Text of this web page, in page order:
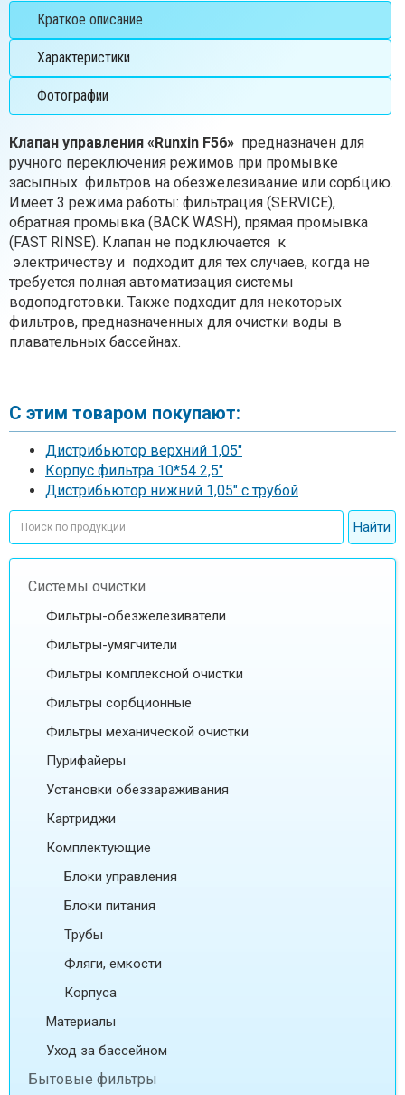
Краткое описание
Характеристики
Фотографии
Клапан управления «Runxin F56» предназначен для
ручного переключения режимов при промывке
засыпных фильтров на обезжелезивание или сорбцию.
Имеет 3 режима работы: фильтрация (SERVICE),
обратная промывка (BACK WASH), прямая промывка
(FAST RINSE). Клапан не подключается к
электричеству и подходит для тех случаев, когда не
требуется полная автоматизация системы
водоподготовки. Также подходит для некоторых
фильтров, предназначенных для очистки воды в
плавательных бассейнах.
С этим товаром покупают:
Дистрибьютор верхний 1,05"
Корпус фильтра 10*54 2,5"
Дистрибьютор нижний 1,05" c трубой
Системы очистки
Фильтры-обезжелезиватели
Фильтры-умягчители
Фильтры комплексной очистки
Фильтры сорбционные
Фильтры механической очистки
Пурифайеры
Установки обеззараживания
Картриджи
Комплектующие
Блоки управления
Блоки питания
Трубы
Фляги, емкости
Корпуса
Материалы
Уход за бассейном
Бытовые фильтры